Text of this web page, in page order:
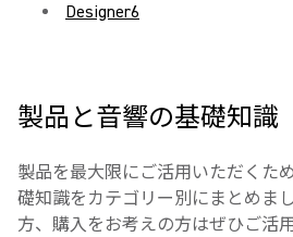
Designer6
製品と音響の基礎知識
製品を最大限にご活用いただくた
礎知識をカテゴリー別にまとめま
方、購入をお考えの方はぜひご活